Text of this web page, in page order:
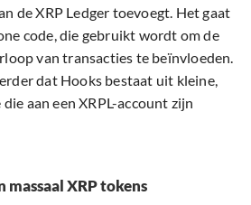
de XRP Ledger toevoegt. Het gaat
code, die gebruikt wordt om de
van transacties te beïnvloeden.
dat Hooks bestaat uit kleine,
aan een XRPL-account zijn
XRP tokens